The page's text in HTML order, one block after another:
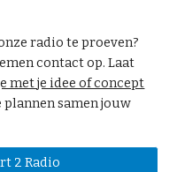
radio te proeven?
contact op.Laat
met je idee of concept
plannen samen jouw
2 Radio